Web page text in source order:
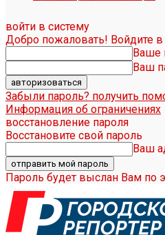
войти в систему
Добро пожаловать! Войдите
Ваше
Ваш
Забыли пароль? получить
Информация об ограничениях
восстановление пароля
Восстановите свой пароль
Ваш
Пароль будет выслан Вам по